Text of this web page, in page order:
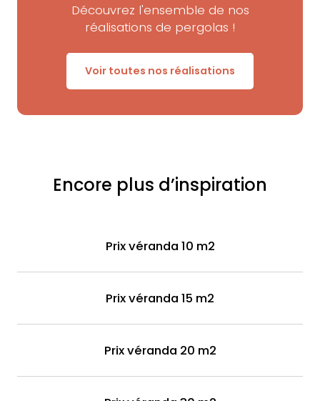
Découvrez l'ensemble de nos
réalisations de pergolas !
Voir toutes nos réalisations
Encore plus d’inspiration
Prix véranda 10 m2
Prix véranda 15 m2
Prix véranda 20 m2